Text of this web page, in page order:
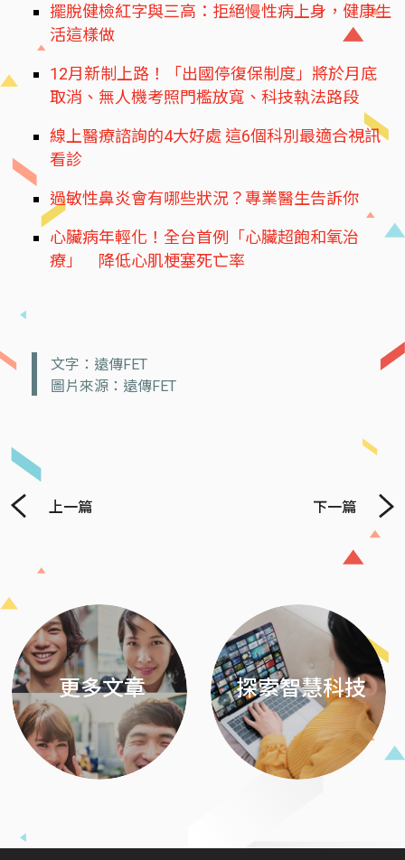
擺脫健檢紅字與三高：拒絕慢性病上身，健康生
活這樣做
12月新制上路！「出國停復保制度」將於月底
取消、無人機考照門檻放寬、科技執法路段
線上醫療諮詢的4大好處 這6個科別最適合視訊
看診
過敏性鼻炎會有哪些狀況？專業醫生告訴你
心臟病年輕化！全台首例「心臟超飽和氧治
療」 降低心肌梗塞死亡率
文字：遠傳FET
圖片來源：遠傳FET
上一篇 下一篇
Previous
更多文章 探索智慧科技